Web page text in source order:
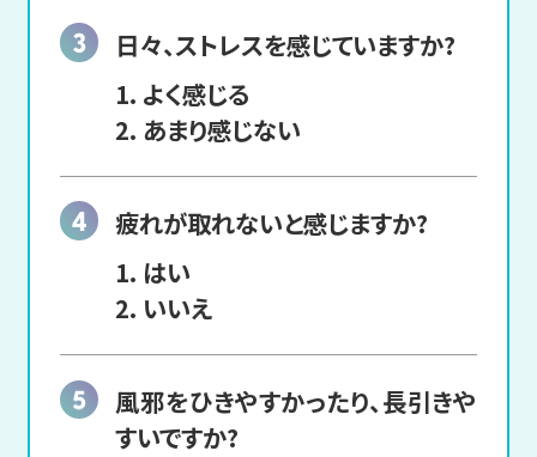
日々、ストレスを感じていますか?
よく感じる
あまり感じない
疲れが取れないと感じますか?
はい
いいえ
風邪をひきやすかったり、長引きや
すいですか?